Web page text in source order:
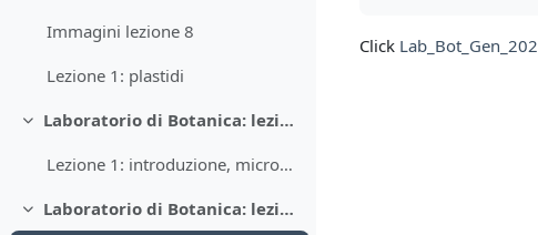
Immagini lezione 8
Lezione 1: plastidi
Collapse
Laboratorio di Botanica: lezione 1
Lezione 1: introduzione, microscopia, plastidi
Collapse
Laboratorio di Botanica: lezione 2
Click